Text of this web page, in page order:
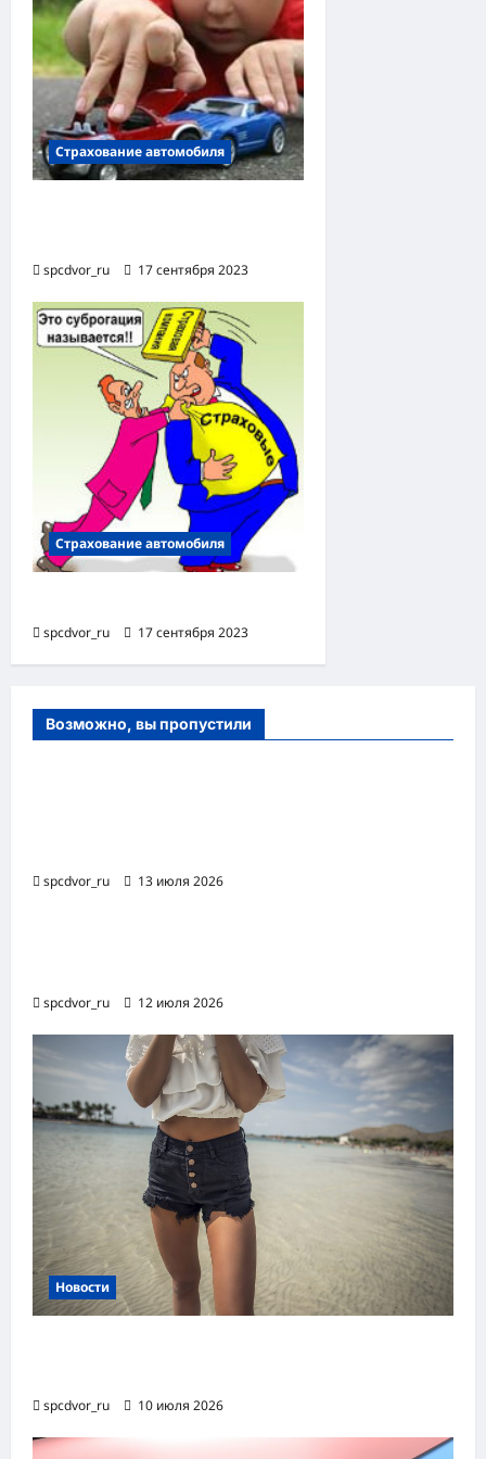
Страхование автомобиля
spcdvor_ru 17 сентября 2023
Страхование автомобиля
spcdvor_ru 17 сентября 2023
Возможно, вы пропустили
spcdvor_ru 13 июля 2026
spcdvor_ru 12 июля 2026
Новости
spcdvor_ru 10 июля 2026